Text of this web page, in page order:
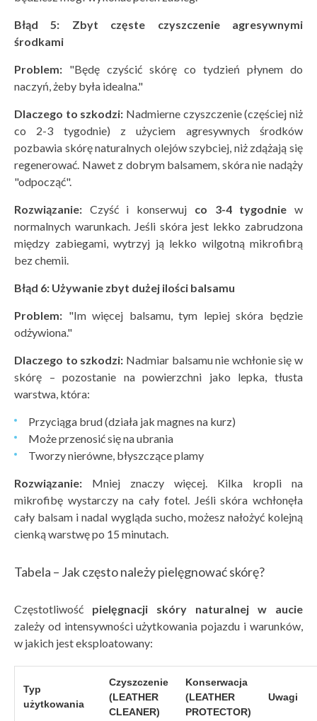
Błąd 5: Zbyt częste czyszczenie agresywnymi
środkami
Problem: "Będę czyścić skórę co tydzień płynem do
naczyń, żeby była idealna."
Dlaczego to szkodzi: Nadmierne czyszczenie (częściej niż
co 2-3 tygodnie) z użyciem agresywnych środków
pozbawia skórę naturalnych olejów szybciej, niż zdążają się
regenerować. Nawet z dobrym balsamem, skóra nie nadąży
"odpocząć".
Rozwiązanie: Czyść i konserwuj co 3-4 tygodnie w
normalnych warunkach. Jeśli skóra jest lekko zabrudzona
między zabiegami, wytrzyj ją lekko wilgotną mikrofibrą
bez chemii.
Błąd 6: Używanie zbyt dużej ilości balsamu
Problem: "Im więcej balsamu, tym lepiej skóra będzie
odżywiona."
Dlaczego to szkodzi: Nadmiar balsamu nie wchłonie się w
skórę – pozostanie na powierzchni jako lepka, tłusta
warstwa, która:
Przyciąga brud (działa jak magnes na kurz)
Może przenosić się na ubrania
Tworzy nierówne, błyszczące plamy
Rozwiązanie: Mniej znaczy więcej. Kilka kropli na
mikrofibę wystarczy na cały fotel. Jeśli skóra wchłonęła
cały balsam i nadal wygląda sucho, możesz nałożyć kolejną
cienką warstwę po 15 minutach.
Tabela – Jak często należy pielęgnować skórę?
Częstotliwość pielęgnacji skóry naturalnej w aucie
zależy od intensywności użytkowania pojazdu i warunków,
w jakich jest eksploatowany:
Typ
użytkowania
Czyszczenie
(LEATHER
CLEANER)
Konserwacja
(LEATHER
PROTECTOR)
Uwagi